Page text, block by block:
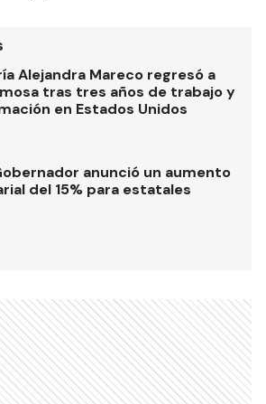
Alejandra Mareco regresó a
tras tres años de trabajo y
en Estados Unidos
anunció un aumento
del 15% para estatales